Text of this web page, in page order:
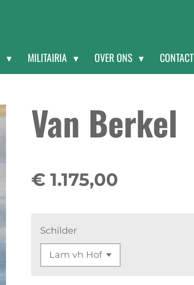
MILITAIRIA OVER ONS CONTACT
Van Berkel
€ 1.175,00
Schilder